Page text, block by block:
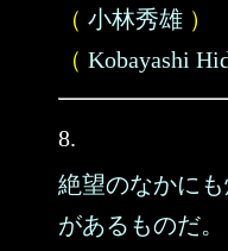
（ 小林秀雄 ）
（ Kobayashi
8.
絶望のなかに
があるものだ。